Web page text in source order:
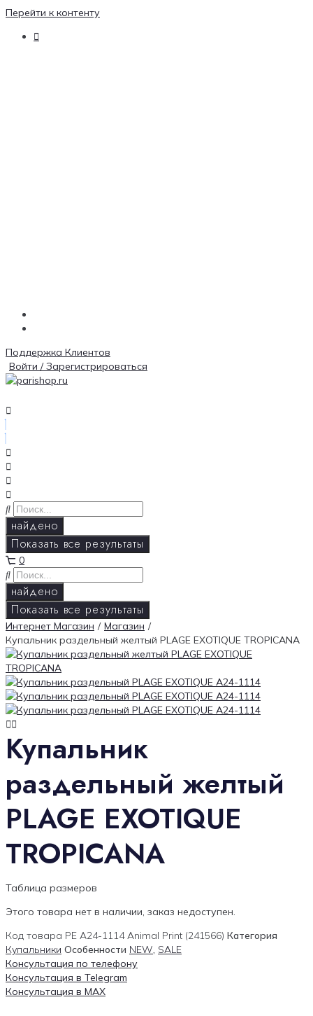
Перейти к контенту
Поддержка Клиентов
Войти / Зарегистрироваться
найдено
Показать все результаты
0
найдено
Показать все результаты
Интернет Магазин / Магазин /
Купальник раздельный желтый PLAGE EXOTIQUE TROPICANA
Купальник
раздельный желтый
PLAGE EXOTIQUE
TROPICANA
Таблица размеров
Этого товара нет в наличии, заказ недоступен.
Код товара PE A24-1114 Animal Print (241566) Категория
Купальники Особенности NEW, SALE
Консультация по телефону
Консультация в Telegram
Консультация в MAX